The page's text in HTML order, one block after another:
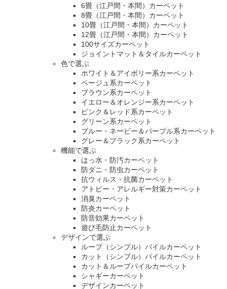
6畳（江戸間・本間）カーペット
8畳（江戸間・本間）カーペット
10畳（江戸間・本間）カーペット
12畳（江戸間・本間）カーペット
100サイズカーペット
ジョイントマット＆タイルカーペット
色で選ぶ
ホワイト＆アイボリー系カーペット
ベージュ系カーペット
ブラウン系カーペット
イエロー＆オレンジー系カーペット
ピンク＆レッド系カーペット
グリーン系カーペット
ブルー・ネービー＆パープル系カーペット
グレー＆ブラック系カーペット
機能で選ぶ
はっ水・防汚カーペット
防ダニ・防虫カーペット
抗ウィルス・抗菌カーペット
アトピー・アレルギー対策カーペット
消臭カーペット
防炎カーペット
防音効果カーペット
遊び毛防止カーペット
デザインで選ぶ
ループ（シンプル）パイルカーペット
カット（シンプル）パイルカーペット
カット＆ループパイルカーペット
シャギーカーペット
デザインカーペット